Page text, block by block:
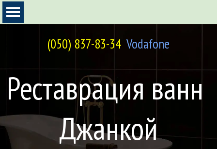
Перейти к контенту
Пропустить меню
(050) 837-83-34Vodafone
Реставрация ванн
Джанкой